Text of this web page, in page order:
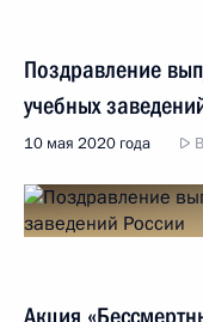
Поздравление
учебных
10 мая 2020 года
Акция